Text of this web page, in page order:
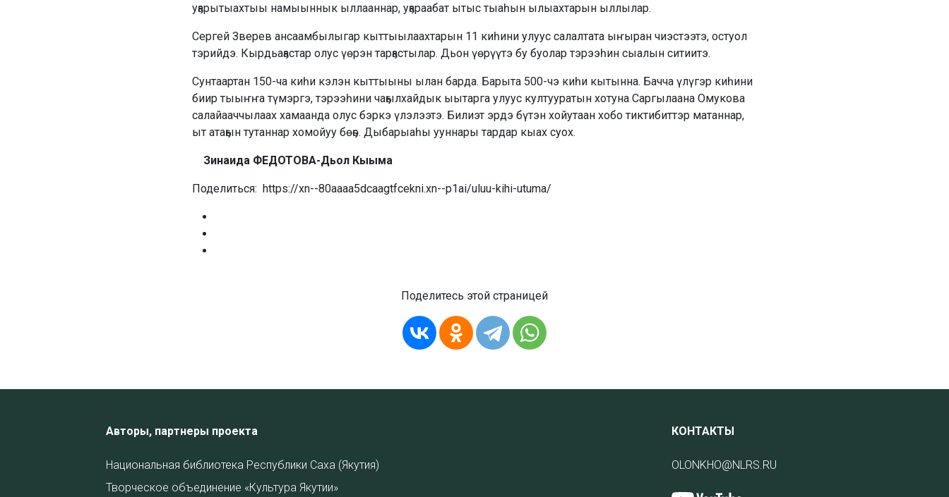
уҕарытыахтыы намыыннык ыллааннар, уҕараабат ытыс тыаһын ылыахтарын ыллылар.
Сергей Зверев ансаамбылыгар кыттыылаахтарын 11 киһини улуус салалтата ыҥыран чиэстээтэ, остуол
тэрийдэ. Кырдьаҕастар олус үөрэн тарҕастылар. Дьон үөрүүтэ бу буолар тэрээһин сыалын ситиитэ.
Сунтаартан 150-ча киһи кэлэн кыттыыны ылан барда. Барыта 500-чэ киһи кытынна. Бачча үлүгэр киһини
биир тыыҥҥа түмэргэ, тэрээһини чаҕылхайдык ыытарга улуус култууратын хотуна Саргылаана Омукова
салайааччылаах хамаанда олус бэркэ үлэлээтэ. Билиэт эрдэ бүтэн хойутаан хобо тиктибиттэр матаннар,
ыт атаҕын тутаннар хомойуу бөҕө. Дыбарыаһы ууннары тардар кыах суох.
Зинаида ФЕДОТОВА-Дьол Кыыма
Поделиться: https://xn--80aaaa5dcaagtfcekni.xn--p1ai/uluu-kihi-utuma/
Поделитесь этой страницей
Авторы, партнеры проекта
Национальная библиотека Республики Саха (Якутия)
Творческое объединение «Культура Якутии»
КОНТАКТЫ
OLONKHO@NLRS.RU